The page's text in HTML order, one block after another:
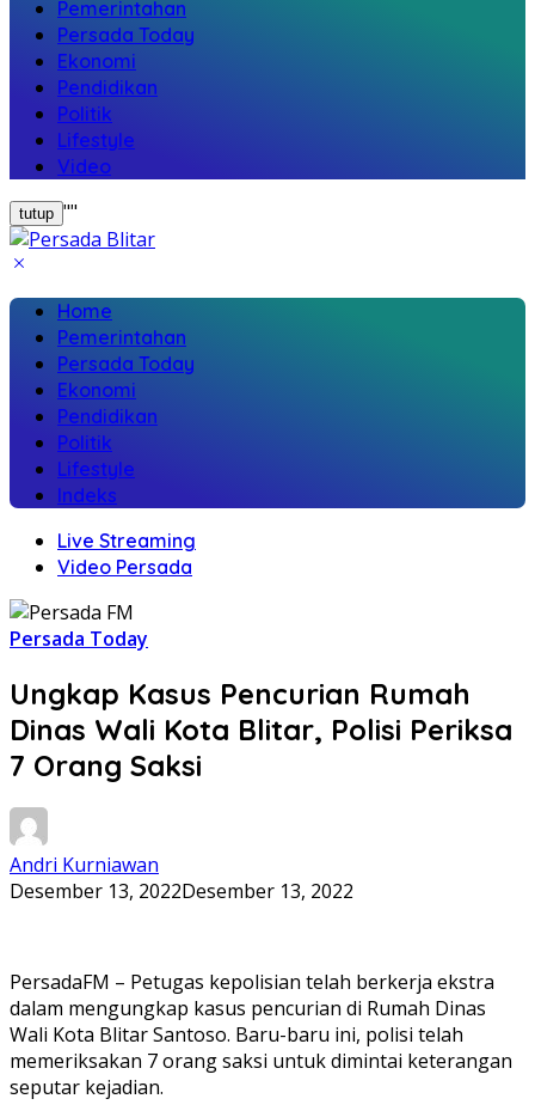
Pemerintahan
Persada Today
Ekonomi
Pendidikan
Politik
Lifestyle
Video
tutup ""
Home
Pemerintahan
Persada Today
Ekonomi
Pendidikan
Politik
Lifestyle
Indeks
Live Streaming
Video Persada
Persada Today
Ungkap Kasus Pencurian Rumah
Dinas Wali Kota Blitar, Polisi Periksa
7 Orang Saksi
Andri Kurniawan
Desember 13, 2022Desember 13, 2022
PersadaFM – Petugas kepolisian telah berkerja ekstra
dalam mengungkap kasus pencurian di Rumah Dinas
Wali Kota Blitar Santoso. Baru-baru ini, polisi telah
memeriksakan 7 orang saksi untuk dimintai keterangan
seputar kejadian.